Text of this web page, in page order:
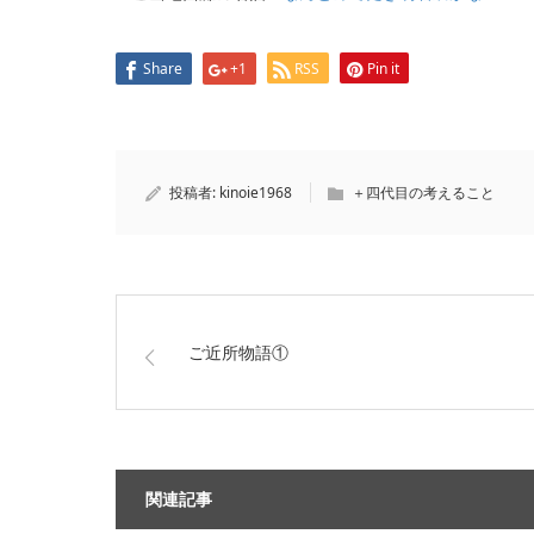
Share +1 RSS Pin it
投稿者: kinoie1968 ＋四代目の考えること
ご近所物語①
関連記事